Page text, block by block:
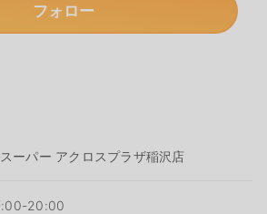
フォロー
ーパー アクロスプラザ稲沢店
20:00